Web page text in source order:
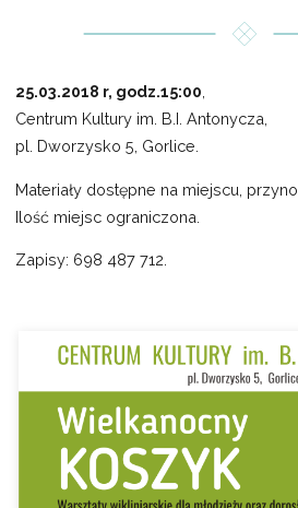
25.03.2018 r, godz.15:00
Centrum Kultury im. B.I. Antonycza,
pl. Dworzysko 5, Gorlice.
Materiały dostępne na miejscu,
Ilość miejsc ograniczona.
Zapisy: 698 487 712.